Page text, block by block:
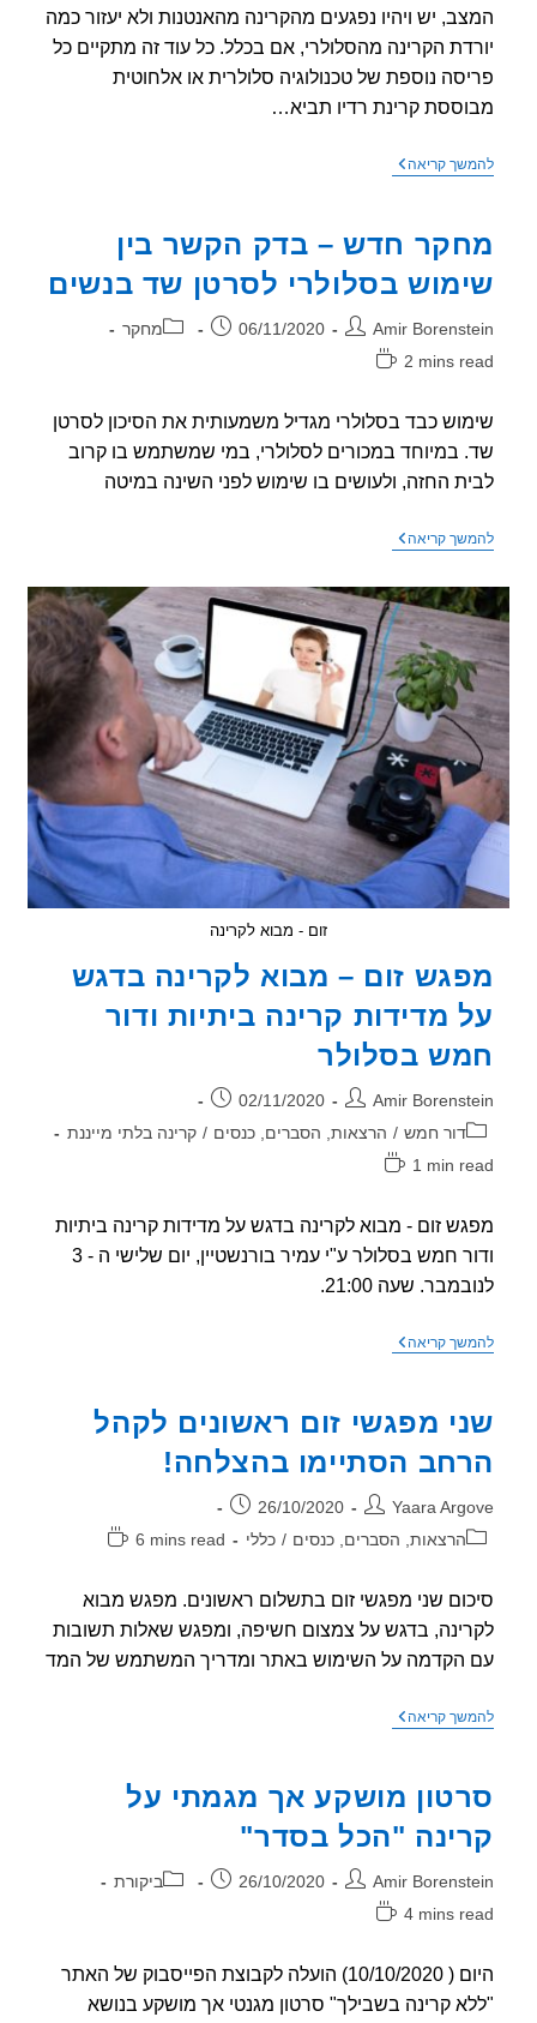
יש ויהיו נפגעים מהקרינה מהאנטנות ולא יעזור כמה
הקרינה מהסלולרי, אם בכלל. כל עוד זה מתקיים כל
נוספת של טכנולוגיה סלולרית או אלחוטית
קרינת רדיו תביא…
קריאהשר
טוען
יותר
אנטנות=פחות
קרינה
חדש – בדק הקשר בין
בסלולרי לסרטן שד בנשים
Amir פורסם:
06/11/2020 קטגוריה:
מחקר
2 mins
כבד בסלולרי מגדיל משמעותית את הסיכון לסרטן
במיוחד במכורים לסלולרי, במי שמשתמש בו קרוב
החזה, ולעושים בו שימוש לפני השינה במיטה
קריאהמחקר
בדק
הקשר
בין
שימוש
בסלולרי
לסרטן
שד
בנשים
זום - מבוא לקרינה
זום – מבוא לקרינה בדגש
מדידות קרינה ביתיות ודור
בסלולר
Amir פורסם:
02/11/2020
דור חמש / הרצאות, הסברים, כנסים / קרינה בלתי מייננת
1 min
זום - מבוא לקרינה בדגש על מדידות קרינה ביתיות
ודור חמש בסלולר ע"י עמיר בורנשטיין, יום שלישי ה - 3
שעה 21:00.
קריאהמפגש
לקרינה
בדגש
על
מדידות
ביתיות
ודור
מפגשי זום ראשונים לקהל
הסתיימו בהצלחה!
Yaara פורסם:
26/10/2020
הרצאות, הסברים, כנסים / כללי
זמן
6 mins read
שני מפגשי זום בתשלום ראשונים. מפגש מבוא
בדגש על צמצום חשיפה, ומפגש שאלות תשובות
הקדמה על השימוש באתר ומדריך המשתמש של המד
קריאהשני
לקהל
הרחב
הסתיימו
בהצלחה!
מושקע אך מגמתי על
"הכל בסדר"
Amir פורסם:
26/10/2020 קטגוריה:
ביקורת
4 mins
היום ( 10/10/2020) הועלה לקבוצת הפייסבוק של האתר
קרינה בשבילך" סרטון מגנטי אך מושקע בנושא